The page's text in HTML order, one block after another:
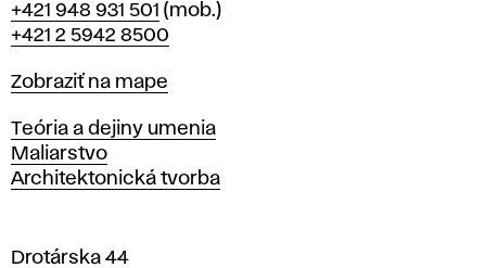
r
a
i
l
a
v
Telefón
+421 948 931 501 (mob.)
+421 2 5942 8500
Mapa
Zobraziť na mape
Katedry
Teória a dejiny umenia
Maliarstvo
Architektonická tvorba
Drotárska 44